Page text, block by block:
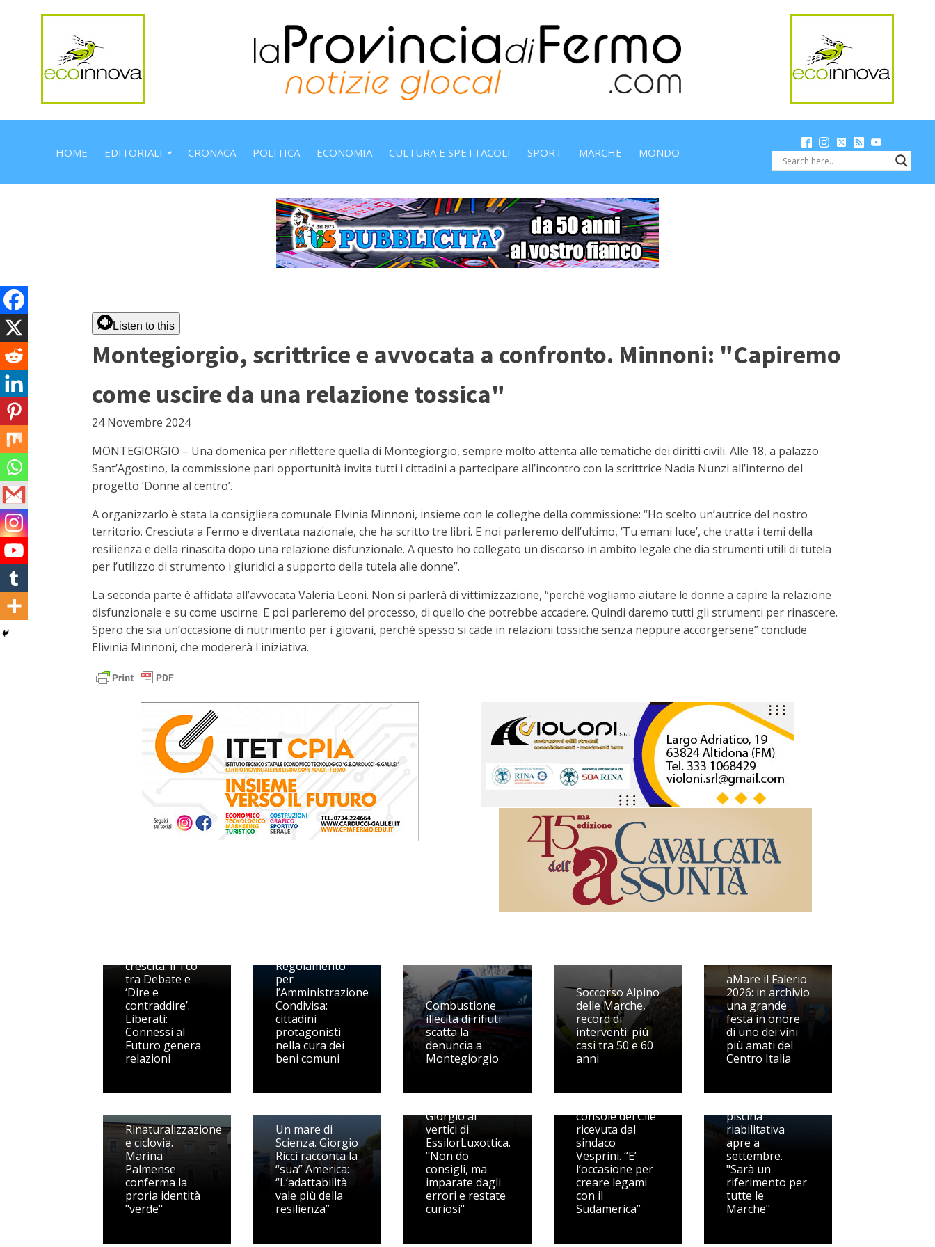
HOME EDITORIALI CRONACA POLITICA ECONOMIA CULTURA E SPETTACOLI SPORT MARCHE MONDO
Listen to this
Montegiorgio, scrittrice e avvocata a confronto. Minnoni: "Capiremo
come uscire da una relazione tossica"
24 Novembre 2024
MONTEGIORGIO – Una domenica per riflettere quella di Montegiorgio, sempre molto attenta alle tematiche dei diritti civili. Alle 18, a palazzo
Sant’Agostino, la commissione pari opportunità invita tutti i cittadini a partecipare all’incontro con la scrittrice Nadia Nunzi all’interno del
progetto ‘Donne al centro’.
A organizzarlo è stata la consigliera comunale Elvinia Minnoni, insieme con le colleghe della commissione: “Ho scelto un’autrice del nostro
territorio. Cresciuta a Fermo e diventata nazionale, che ha scritto tre libri. E noi parleremo dell’ultimo, ‘Tu emani luce’, che tratta i temi della
resilienza e della rinascita dopo una relazione disfunzionale. A questo ho collegato un discorso in ambito legale che dia strumenti utili di tutela
per l’utilizzo di strumento i giuridici a supporto della tutela alle donne”.
La seconda parte è affidata all’avvocata Valeria Leoni. Non si parlerà di vittimizzazione, “perché vogliamo aiutare le donne a capire la relazione
disfunzionale e su come uscirne. E poi parleremo del processo, di quello che potrebbe accadere. Quindi daremo tutti gli strumenti per rinascere.
Spero che sia un’occasione di nutrimento per i giovani, perché spesso si cade in relazioni tossiche senza neppure accorgersene” conclude
Elivinia Minnoni, che modererà l'iniziativa.
crescita: il Tco
tra Debate e
‘Dire e
contraddire’.
Liberati:
Connessi al
Futuro genera
relazioni
Regolamento
per
l’Amministrazione
Condivisa:
cittadini
protagonisti
nella cura dei
beni comuni
Combustione
illecita di rifiuti:
scatta la
denuncia a
Montegiorgio
Soccorso Alpino
delle Marche,
record di
interventi: più
casi tra 50 e 60
anni
aMare il Falerio
2026: in archivio
una grande
festa in onore
di uno dei vini
più amati del
Centro Italia
Rinaturalizzazione
e ciclovia.
Marina
Palmense
conferma la
proria identità
"verde"
Un mare di
Scienza. Giorgio
Ricci racconta la
“sua” America:
“L’adattabilità
vale più della
resilienza”
racconta, da
Giorgio ai
vertici di
EssilorLuxottica.
"Non do
consigli, ma
imparate dagli
errori e restate
curiosi"
Alla ricerca del
nonno
Malatesta:
dell’emigrazione
console del Cile
ricevuta dal
sindaco
Vesprini. “E’
l’occasione per
creare legami
con il
Sudamerica”
Porto San
piscina
riabilitativa
apre a
settembre.
"Sarà un
riferimento per
tutte le
Marche"